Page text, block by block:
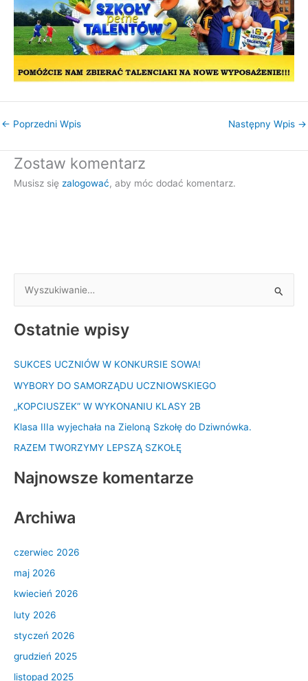
← Poprzedni Wpis Następny Wpis →
Zostaw komentarz
Musisz się zalogować, aby móc dodać komentarz.
u
a
j
d
l
Ostatnie wpisy
SUKCES UCZNIÓW W KONKURSIE SOWA!
WYBORY DO SAMORZĄDU UCZNIOWSKIEGO
„KOPCIUSZEK” W WYKONANIU KLASY 2B
Klasa IIIa wyjechała na Zieloną Szkołę do Dziwnówka.
RAZEM TWORZYMY LEPSZĄ SZKOŁĘ
Najnowsze komentarze
Archiwa
czerwiec 2026
maj 2026
kwiecień 2026
luty 2026
styczeń 2026
grudzień 2025
listopad 2025